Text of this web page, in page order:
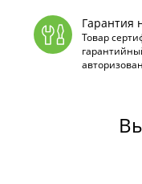
Гарантия
Товар